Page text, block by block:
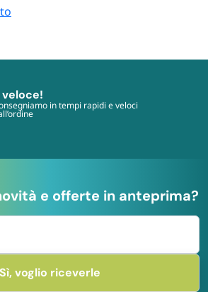
veloce!
in tempi rapidi e veloci
e offerte in anteprima?